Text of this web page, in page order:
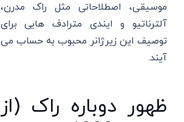
موسیقی، اصطلاحاتی مثل راک مدرن،
آلترناتیو و ایندی مترادف هایی برای
توصیف این زیرژانر محبوب به حساب می
آیند.
ظهور دوباره راک (از